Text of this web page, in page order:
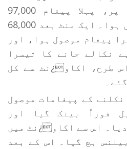
آنے لگے۔ شام 4:20 پر، پہلا پیغام 97,000
نکالنے کے لیے موصول ہوا۔ ایک منٹ بعد 68,000
پیغام موصول ہوا، اور
بجے، 875 روپے نکالے جانے کا تیسرا
طرح، اکاو¿نٹ سے کل
کے پیغامات موصول
فوراً بینک گیا اور
اس سے اکاو¿نٹ میں
بیلنس بچ گیا۔ اس کے بعد